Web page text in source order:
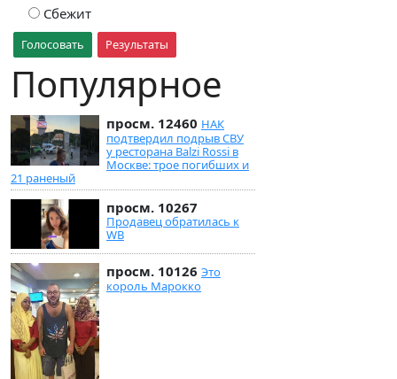
Сбежит
Голосовать Результаты
Популярное
просм. 12460 НАК
подтвердил подрыв СВУ
у ресторана Balzi Rossi в
Москве: трое погибших и
21 раненый
просм. 10267
Продавец обратилась к
WB
просм. 10126 Это
король Марокко